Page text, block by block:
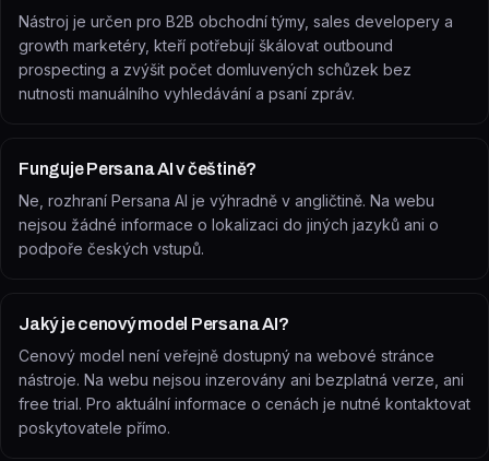
Nástroj je určen pro B2B obchodní týmy, sales developery a
growth marketéry, kteří potřebují škálovat outbound
prospecting a zvýšit počet domluvených schůzek bez
nutnosti manuálního vyhledávání a psaní zpráv.
Funguje Persana AI v češtině?
Ne, rozhraní Persana AI je výhradně v angličtině. Na webu
nejsou žádné informace o lokalizaci do jiných jazyků ani o
podpoře českých vstupů.
Jaký je cenový model Persana AI?
Cenový model není veřejně dostupný na webové stránce
nástroje. Na webu nejsou inzerovány ani bezplatná verze, ani
free trial. Pro aktuální informace o cenách je nutné kontaktovat
poskytovatele přímo.